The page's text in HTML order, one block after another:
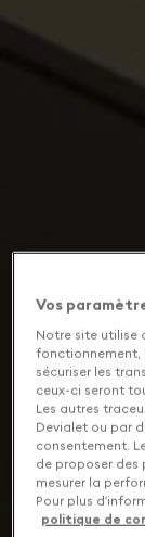
Vos
Notre site utilise
fonctionnement,
sécuriser les
ceux-ci seront
Les autres
Devialet ou par
consentement.
de proposer des
mesurer la
Pour plus
politique de